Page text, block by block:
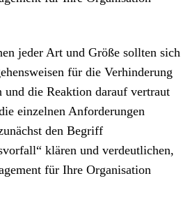
jeder Art und Größe sollten sich
für die Verhinderung
die Reaktion darauf vertraut
einzelnen Anforderungen
den Begriff
klären und verdeutlichen,
für Ihre Organisation